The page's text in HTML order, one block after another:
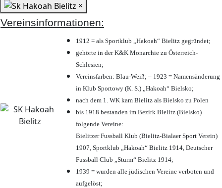
×
Vereinsinformationen:
1912 = als Sportklub „Hakoah“ Bielitz gegründet;
gehörte in der K&K Monarchie zu Österreich-
Schlesien;
Vereinsfarben: Blau-Weiß; – 1923 = Namensänderung
in Klub Sportowy (K. S.) „Hakoah“ Bielsko;
nach dem 1. WK kam Bielitz als Bielsko zu Polen
bis 1918 bestanden im Bezirk Bielitz (Bielsko)
folgende Vereine:
Bielitzer Fussball Klub (Bielitz-Bialaer Sport Verein)
1907, Sportklub „Hakoah“ Bielitz 1914, Deutscher
Fussball Club „Sturm“ Bielitz 1914;
1939 = wurden alle jüdischen Vereine verboten und
aufgelöst;